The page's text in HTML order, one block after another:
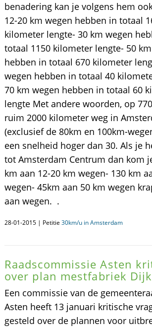
benadering kan je volgens hem
12-20 km wegen hebben in totaal
kilometer lengte- 30 km wegen
totaal 1150 kilometer lengte- 50
hebben in totaal 670 kilometer
wegen hebben in totaal 40
70 km wegen hebben in totaal 60
lengte Met andere woorden, op
ruim 2000 kilometer weg in
(exclusief de 80km en 100km-
een snelheid hoger dan 30. Als je
tot Amsterdam Centrum dan kom
km aan 12-20 km wegen- 130 km
wegen- 45km aan 50 km wegen
aan wegen. .
28-01-2015 | Petitie 30km/u in Amsterdam
Raadscommissie Asten
over plan mestfabriek
Een commissie van de
Asten heeft 13 januari kritische
gesteld over de plannen voor